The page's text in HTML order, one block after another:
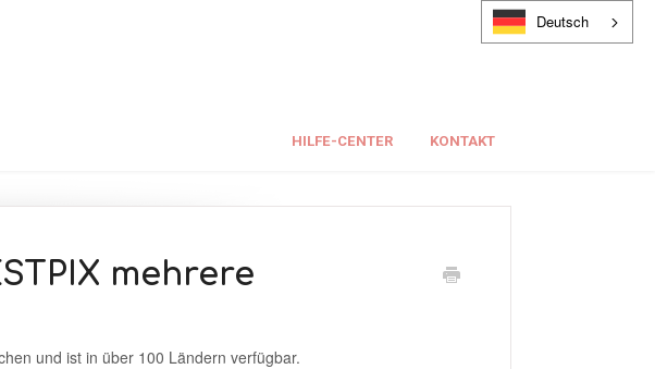
Deutsch
HILFE-CENTER KONTAKT
mehrere
und ist in über 100 Ländern verfügbar.